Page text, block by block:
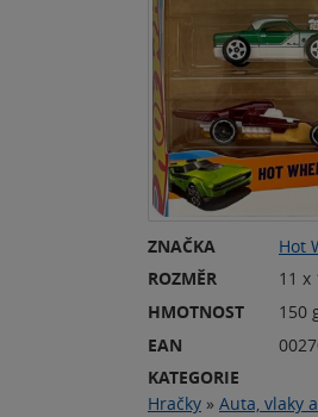
ZNAČKA
Hot
ROZMĚR
11 x
HMOTNOST
150
EAN
KATEGORIE
Hračky » Auta, vlaky a